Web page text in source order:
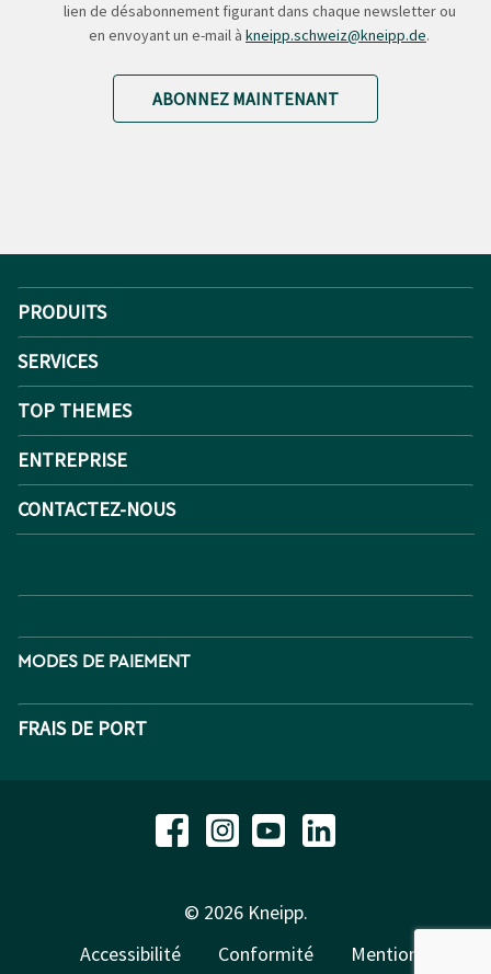
lien de désabonnement figurant dans chaque newsletter ou
en envoyant un e-mail à kneipp.schweiz@kneipp.de.
ABONNEZ MAINTENANT
PRODUITS
SERVICES
TOP THEMES
ENTREPRISE
CONTACTEZ-NOUS
MODES DE PAIEMENT
FRAIS DE PORT
© 2026 Kneipp.
Accessibilité
Conformité
Mentions